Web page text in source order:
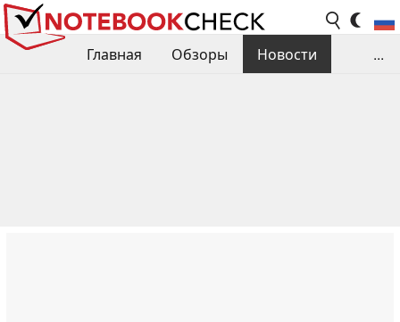
Главная Обзоры
Новости
...